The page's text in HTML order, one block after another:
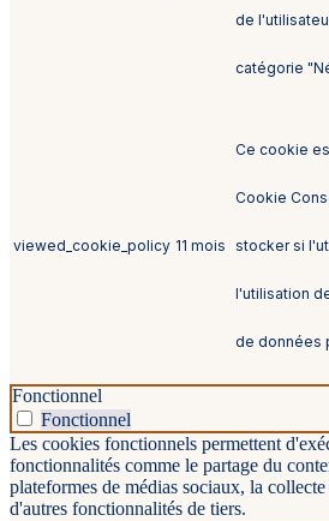
de
catégorie
viewed_cookie_policy 11 mois
Ce cookie
Cookie
stocker si
l'utilisation
de données
Fonctionnel
Fonctionnel
Les cookies fonctionnels permettent
fonctionnalités comme le partage du
plateformes de médias sociaux, la
d'autres fonctionnalités de tiers.